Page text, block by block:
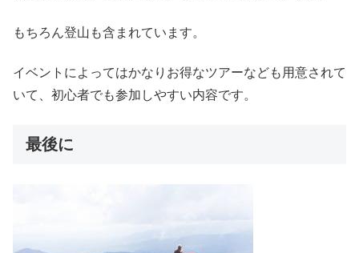
もちろん登山も含まれています。
イベントによってはかなりお得なツアーなども用意されて
いて、初心者でも参加しやすい内容です。
最後に